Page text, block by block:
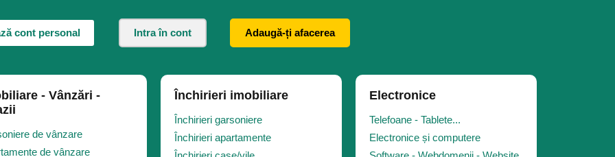
cont personal Intra în cont Adaugă-ți afacerea
- Vânzări -
de vânzare
de vânzare
Închirieri imobiliare
Închirieri garsoniere
Închirieri apartamente
Electronice
Telefoane - Tablete...
Electronice și computere